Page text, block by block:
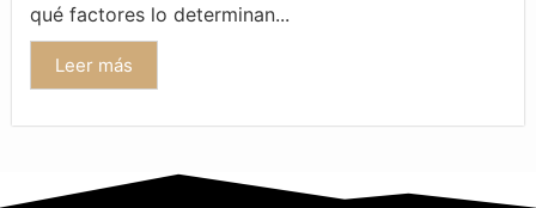
qué factores lo determinan...
Leer más